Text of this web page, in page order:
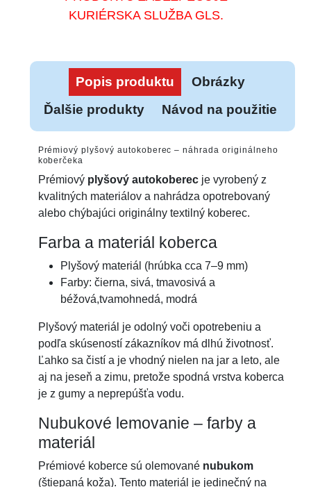
KURIÉRSKA SLUŽBA GLS.
Popis produktu
Obrázky
Ďalšie produkty
Návod na použitie
Prémiový plyšový autokoberec – náhrada originálneho
koberčeka
Prémiový plyšový autokoberecje vyrobený z
kvalitných materiálov a nahrádza opotrebovaný
alebo chýbajúci originálny textilný koberec.
Farba a materiál koberca
Plyšový materiál (hrúbka cca 7–9 mm)
Farby: čierna, sivá, tmavosivá a
béžová,tvamohnedá, modrá
Plyšový materiál je odolný voči opotrebeniu a
podľa skúseností zákazníkov má dlhú životnosť.
Ľahko sa čistí a je vhodný nielen na jar a leto, ale
aj na jeseň a zimu, pretože spodná vrstva koberca
je z gumy a neprepúšťa vodu.
Nubukové lemovanie – farby a
materiál
Prémiové koberce sú olemované nubukom
(štiepaná koža). Tento materiál je jedinečný na